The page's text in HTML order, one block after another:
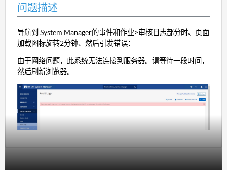
问题描述
导航到 System Manager的事件和作业>审核日志部分时、页面
加载图标旋转2分钟、然后引发错误：
由于网络问题，此系统无法连接到服务器。请等待一段时间，
然后刷新浏览器。